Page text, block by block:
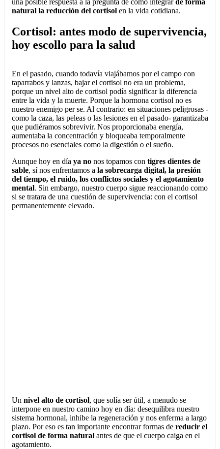
natural la reducción del cortisol en la vida cotidiana.
Cortisol: antes modo de supervivencia,
hoy escollo para la salud
En el pasado, cuando todavía viajábamos por el campo con
taparrabos y lanzas, bajar el cortisol no era un problema,
porque un nivel alto de cortisol podía significar la diferencia
entre la vida y la muerte. Porque la hormona cortisol no es
nuestro enemigo per se. Al contrario: en situaciones peligrosas -
como la caza, las peleas o las lesiones en el pasado- garantizaba
que pudiéramos sobrevivir. Nos proporcionaba energía,
aumentaba la concentración y bloqueaba temporalmente
procesos no esenciales como la digestión o el sueño.
Aunque hoy en día ya no nos topamos con tigres dientes de
sable, sí nos enfrentamos a la sobrecarga digital, la presión
del tiempo, el ruido, los conflictos sociales y el agotamiento
mental. Sin embargo, nuestro cuerpo sigue reaccionando como
si se tratara de una cuestión de supervivencia: con el cortisol
permanentemente elevado.
Un nivel alto de cortisol, que solía ser útil, a menudo se
interpone en nuestro camino hoy en día: desequilibra nuestro
sistema hormonal, inhibe la regeneración y nos enferma a largo
plazo. Por eso es tan importante encontrar formas de reducir el
cortisol de forma natural antes de que el cuerpo caiga en el
agotamiento.